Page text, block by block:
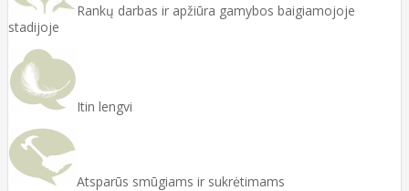
Rankų darbas ir apžiūra gamybos baigiamojoje
stadijoje
Itin lengvi
Atsparūs smūgiams ir sukrėtimams